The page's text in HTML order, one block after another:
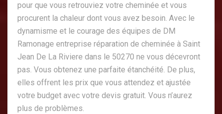
pour que vous retrouviez votre cheminée et vous
procurent la chaleur dont vous avez besoin. Avec le
dynamisme et le courage des équipes de DM
Ramonage entreprise réparation de cheminée à Saint
Jean De La Riviere dans le 50270 ne vous décevront
pas. Vous obtenez une parfaite étanchéité. De plus,
elles offrent les prix que vous attendez et ajustée
votre budget avec votre devis gratuit. Vous n’aurez
plus de problèmes.